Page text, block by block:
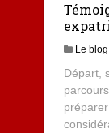
Le
Départ,